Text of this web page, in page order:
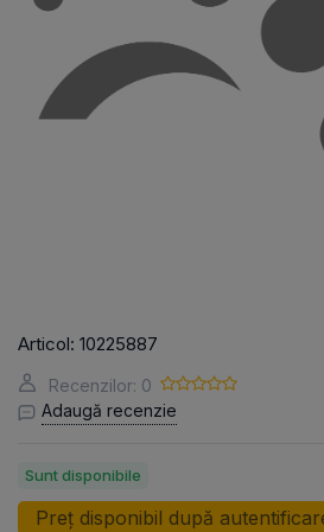
Articol: 10225887
Recenzilor: 0
Adaugă recenzie
Sunt disponibile
Preț disponibil după